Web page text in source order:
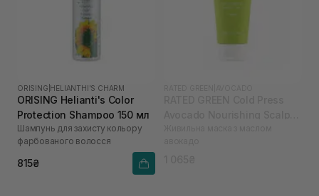
ORISING HELIANTHI'S CHARM
ORISING Helianti's Color
Protection Shampoo 150 мл
Шампунь для захисту кольору
фарбованого волосся
815₴